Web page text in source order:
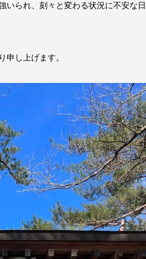
いられ、刻々と変わる状況に不安な
申し上げます。